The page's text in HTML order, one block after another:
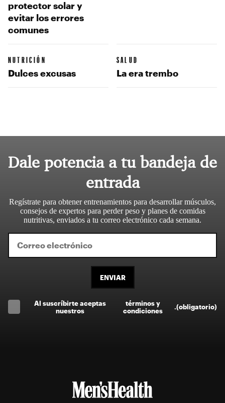
protector solar y
evitar los errores
comunes
NUTRICIÓN
Dulces excusas
SALUD
La era trembo
Dale potencia a tu bandeja de
entrada
Regístrate para obtener entrenamientos para desarrollar músculos,
consejos de expertos para perder peso y planes de comidas
nutritivas, enviados a tu correo electrónico cada semana.
ENVIAR
Al suscríbirte aceptas
nuestros
términos y
condiciones
.(obligatorio)